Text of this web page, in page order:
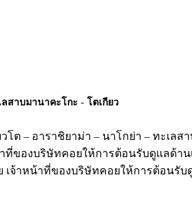
สาบมานาคะโกะ - โตเกียว
วโต – อาราชิยาม่า – นาโกย่า – ทะ
าที่ของบริษัทคอยให้การต้อนรับดูแล
เจ้าหน้าที่ของบริษัทคอยให้การต้อ